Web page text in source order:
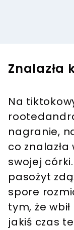
Znalazła
Na
nagranie,
co znalazła
swojej
pasożyt
spore
tym, że
jakiś czas